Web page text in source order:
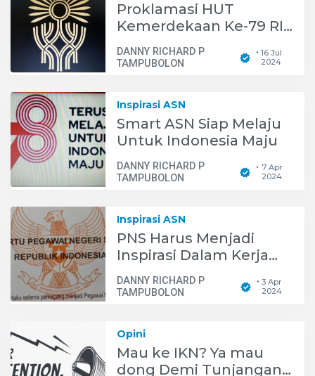
Proklamasi HUT
Kemerdekaan Ke-79 RI
sudah diambang mata,
Bagaimana Kesiapan
DANNY RICHARD P
TAMPUBOLON
• 16 Jul
2024
Inspirasi ASN
Smart ASN Siap Melaju
Untuk Indonesia Maju
DANNY RICHARD P
TAMPUBOLON
• 7 Apr
2024
Inspirasi ASN
PNS Harus Menjadi
Inspirasi Dalam Kerja
Nyata, Bukan Hanya
Pandai Pencitraan di
DANNY RICHARD P
TAMPUBOLON
• 3 Apr
2024
Opini
Mau ke IKN? Ya mau
dong Demi Tunjangan